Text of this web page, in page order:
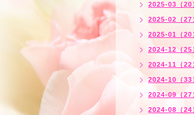
2025-03（20
2025-02（27
2025-01（20
2024-12（25
2024-11（22
2024-10（33
2024-09（27
2024-08（24